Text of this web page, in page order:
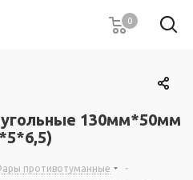
0
130мм*50мм
противотуманные
-